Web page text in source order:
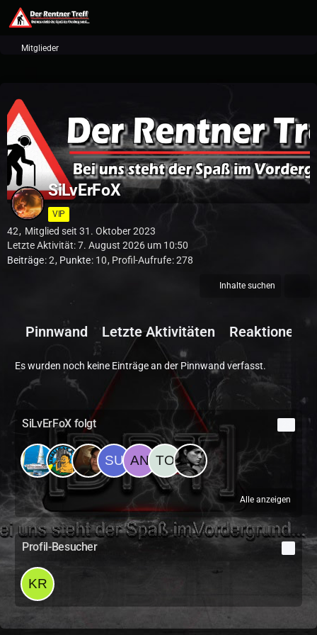
Mitglieder
SiLvErFoX
VIP
42
Mitglied seit 31. Oktober 2023
Letzte Aktivität:7. August 2026 um 10:50
Beiträge 2 Punkte 10 Profil-Aufrufe 278
Inhalte suchen
Pinnwand Letzte Aktivitäten Reaktionen
Es wurden noch keine Einträge an der Pinnwand verfasst.
SiLvErFoX folgt
Alle anzeigen
Profil-Besucher